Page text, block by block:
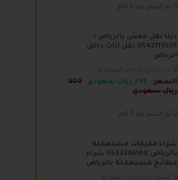
تم النشر منذ 3 أيام
دينا نقل عفش بالرياض /
0542119335 نقل اثاث داخل
الرياض
السعر: 294 ريال سعودي
300
ريال سعودي
تم النشر منذ 7 أيام
شراء مكيفات مستعملة
بالرياض 0533286100 شراء
مطابخ مستعملة بالرياض